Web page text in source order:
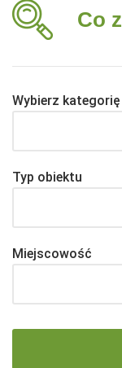
Co
Wybierz kategorię
Typ obiektu
Miejscowość